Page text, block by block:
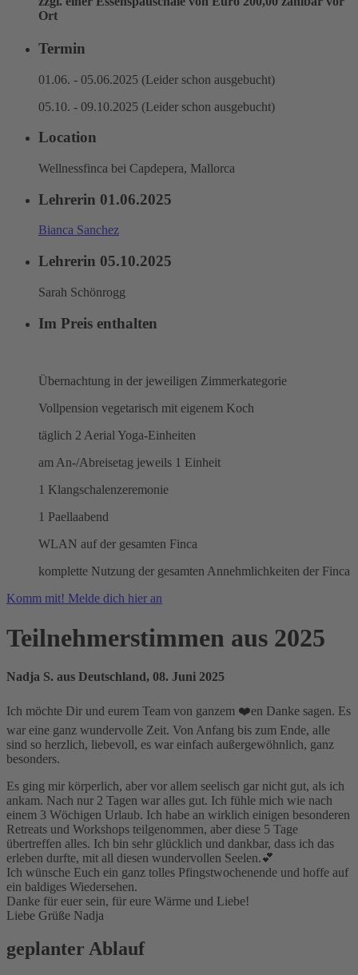
Ort
Termin
01.06. - 05.06.2025 (Leider schon ausgebucht)
05.10. - 09.10.2025 (Leider schon ausgebucht)
Location
Wellnessfinca bei Capdepera, Mallorca
Lehrerin 01.06.2025
Bianca Sanchez
Lehrerin 05.10.2025
Sarah Schönrogg
Im Preis enthalten
Übernachtung in der jeweiligen Zimmerkategorie
Vollpension vegetarisch mit eigenem Koch
täglich 2 Aerial Yoga-Einheiten
am An-/Abreisetag jeweils 1 Einheit
1 Klangschalenzeremonie
1 Paellaabend
WLAN auf der gesamten Finca
komplette Nutzung der gesamten Annehmlichkeiten der Finca
Komm mit! Melde dich hier an
Teilnehmerstimmen aus 2025
Nadja S. aus Deutschland, 08. Juni 2025
Ich möchte Dir und eurem Team von ganzem ❤️en Danke sagen. Es
war eine ganz wundervolle Zeit. Von Anfang bis zum Ende, alle
sind so herzlich, liebevoll, es war einfach außergewöhnlich, ganz
besonders.
Es ging mir körperlich, aber vor allem seelisch gar nicht gut, als ich
ankam. Nach nur 2 Tagen war alles gut. Ich fühle mich wie nach
einem 3 Wöchigen Urlaub. Ich habe an wirklich einigen besonderen
Retreats und Workshops teilgenommen, aber diese 5 Tage
übertreffen alles. Ich bin sehr glücklich und dankbar, dass ich das
erleben durfte, mit all diesen wundervollen Seelen.💕
Ich wünsche Euch ein ganz tolles Pfingstwochenende und hoffe auf
ein baldiges Wiedersehen.
Danke für euer sein, für eure Wärme und Liebe!
Liebe Grüße Nadja
geplanter Ablauf